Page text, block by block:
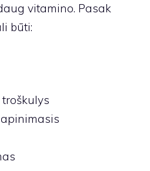
vitamino. Pasak
būti: